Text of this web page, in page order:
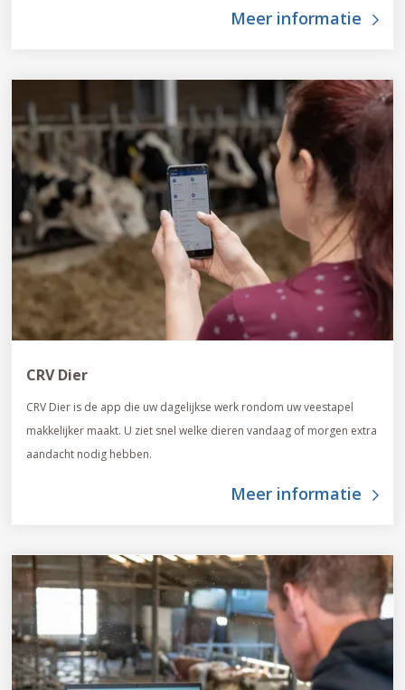
Meer informatie
CRV Dier
CRV Dier is de app die uw dagelijkse werk rondom uw veestapel
makkelijker maakt. U ziet snel welke dieren vandaag of morgen extra
aandacht nodig hebben.
Meer informatie